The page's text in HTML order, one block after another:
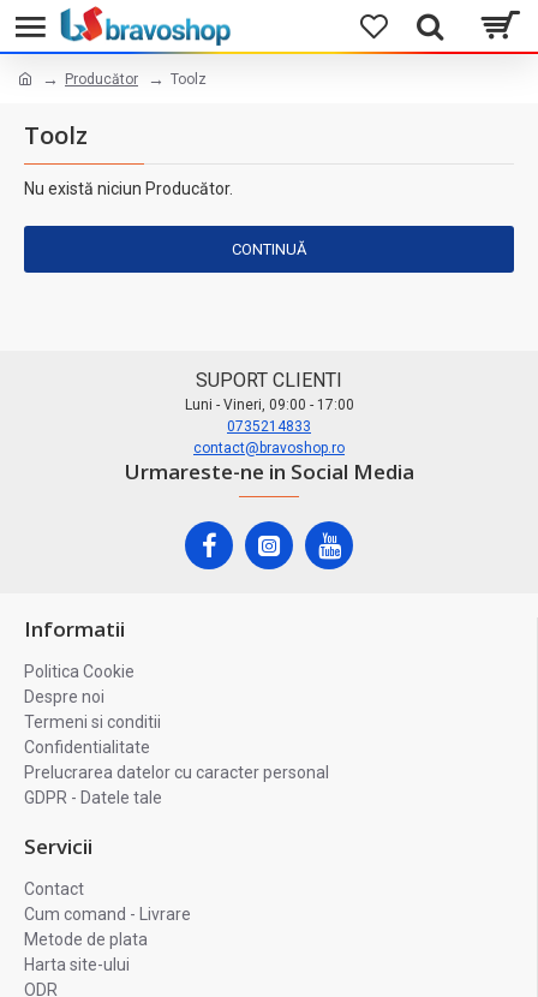
Producător Toolz
Toolz
Nu există niciun Producător.
CONTINUĂ
SUPORT CLIENTI
Luni - Vineri, 09:00 - 17:00
0735214833
contact@bravoshop.ro
Urmareste-ne in Social Media
Informatii
Politica Cookie
Despre noi
Termeni si conditii
Confidentialitate
Prelucrarea datelor cu caracter personal
GDPR - Datele tale
Servicii
Contact
Cum comand - Livrare
Metode de plata
Harta site-ului
ODR